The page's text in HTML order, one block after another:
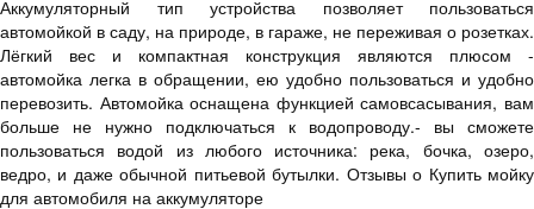
Аккумуляторный тип устройства позволяет пользоваться
автомойкой в саду, на природе, в гараже, не переживая о розетках.
Лёгкий вес и компактная конструкция являются плюсом -
автомойка легка в обращении, ею удобно пользоваться и удобно
перевозить. Автомойка оснащена функцией самовсасывания, вам
больше не нужно подключаться к водопроводу.- вы сможете
пользоваться водой из любого источника: река, бочка, озеро,
ведро, и даже обычной питьевой бутылки. Отзывы о Купить мойку
для автомобиля на аккумуляторе